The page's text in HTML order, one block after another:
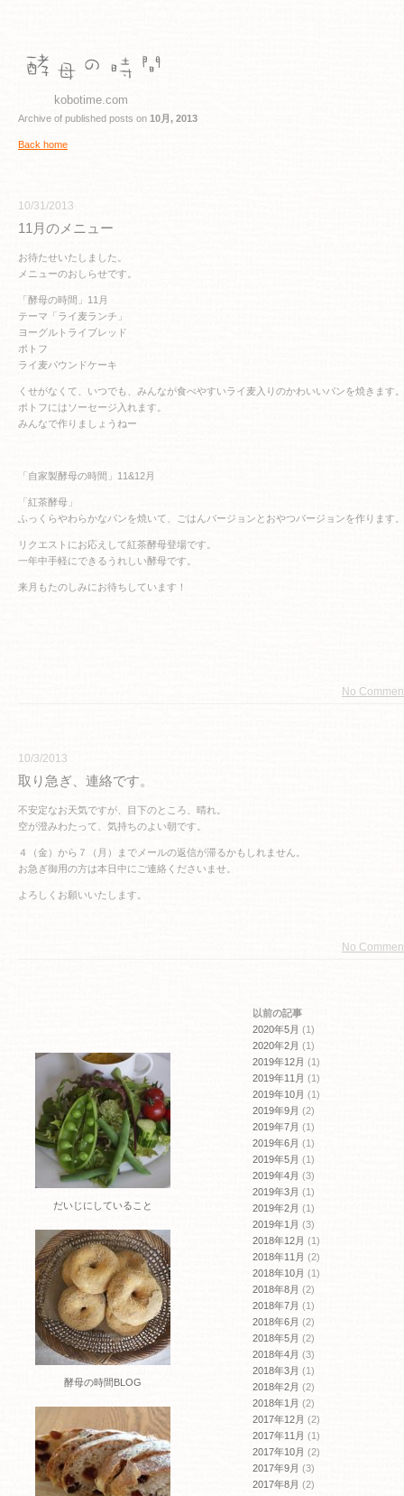
kobotime.com
Archive of published posts on 10月, 2013
Back home
11月のメニュー
10/31/2013
お待たせいたしました。
メニューのおしらせです。
「酵母の時間」11月
テーマ「ライ麦ランチ」
ヨーグルトライブレッド
ポトフ
ライ麦パウンドケーキ
くせがなくて、いつでも、みんなが食べやすいライ麦入りのかわいいパンを焼きます。
ポトフにはソーセージ入れます。
みんなで作りましょうねー
「自家製酵母の時間」11&12月
「紅茶酵母」
ふっくらやわらかなパンを焼いて、ごはんバージョンとおやつバージョンを作ります。
リクエストにお応えして紅茶酵母登場です。
一年中手軽にできるうれしい酵母です。
来月もたのしみにお待ちしています！
No
取り急ぎ、連絡です。
10/3/2013
不安定なお天気ですが、目下のところ、晴れ。
空が澄みわたって、気持ちのよい朝です。
４（金）から７（月）までメールの返信が滞るかもしれません。
お急ぎ御用の方は本日中にご連絡くださいませ。
よろしくお願いいたします。
No
だいじにしていること
酵母の時間BLOG
以前の記事
2020年5月 (1)
2020年2月 (1)
2019年12月 (1)
2019年11月 (1)
2019年10月 (1)
2019年9月 (2)
2019年7月 (1)
2019年6月 (1)
2019年5月 (1)
2019年4月 (3)
2019年3月 (1)
2019年2月 (1)
2019年1月 (3)
2018年12月 (1)
2018年11月 (2)
2018年10月 (1)
2018年8月 (2)
2018年7月 (1)
2018年6月 (2)
2018年5月 (2)
2018年4月 (3)
2018年3月 (1)
2018年2月 (2)
2018年1月 (2)
2017年12月 (2)
2017年11月 (1)
2017年10月 (2)
2017年9月 (3)
2017年8月 (2)